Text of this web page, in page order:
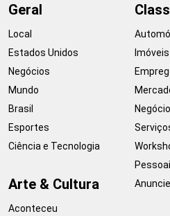
Geral
Local
Estados Unidos
Negócios
Mundo
Brasil
Esportes
Ciência e Tecnologia
Arte & Cultura
Aconteceu
Imóveis
Anuncie